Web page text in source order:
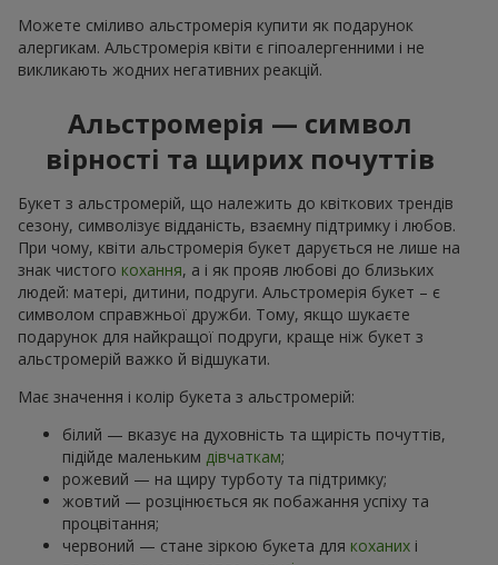
Можете сміливо альстромерія купити як подарунок
алергикам. Альстромерія квіти є гіпоалергенними і не
викликають жодних негативних реакцій.
Альстромерія — символ
вірності та щирих почуттів
Букет з альстромерій, що належить до квіткових трендів
сезону, символізує відданість, взаємну підтримку і любов.
При чому, квіти альстромерія букет дарується не лише на
знак чистого кохання, а і як прояв любові до близьких
людей: матері, дитини, подруги. Альстромерія букет – є
символом справжньої дружби. Тому, якщо шукаєте
подарунок для найкращої подруги, краще ніж букет з
альстромерій важко й відшукати.
Має значення і колір букета з альстромерій:
білий — вказує на духовність та щирість почуттів,
підійде маленьким дівчаткам;
рожевий — на щиру турботу та підтримку;
жовтий — розцінюється як побажання успіху та
процвітання;
червоний — стане зіркою букета для коханих і